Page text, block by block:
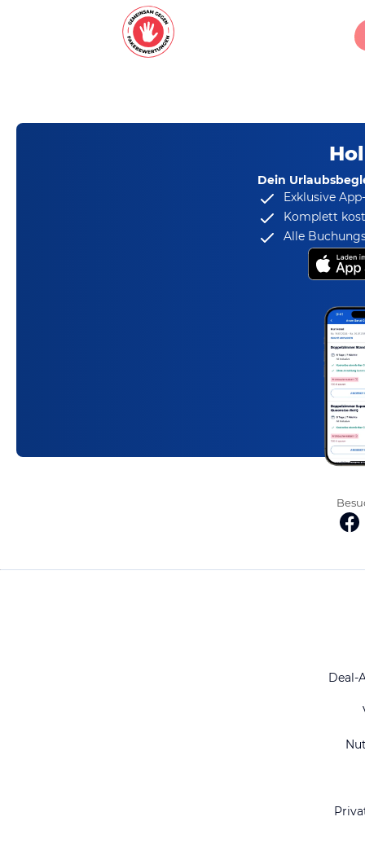
Dein
Exklusive
Komplett
Alle
Deal-